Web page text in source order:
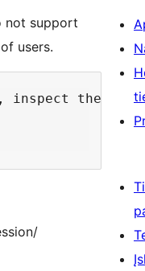
not support
users.
inspect the